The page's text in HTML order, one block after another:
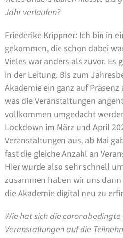
Jahr verlaufen?
Friederike Krippner: Ich bin in
gekommen, die schon dabei
Vieles war anders als zuvor. Es
in der Leitung. Bis zum
Akademie ein ganz auf
was die Veranstaltungen
vollkommen umgedacht
Lockdown im März und April
Veranstaltungen aus, ab Mai
fast die gleiche Anzahl an
Hier wurde also sehr schnell
zusammen haben wir uns
die Akademie digital neu zu
Wie hat sich die
Veranstaltungen auf die